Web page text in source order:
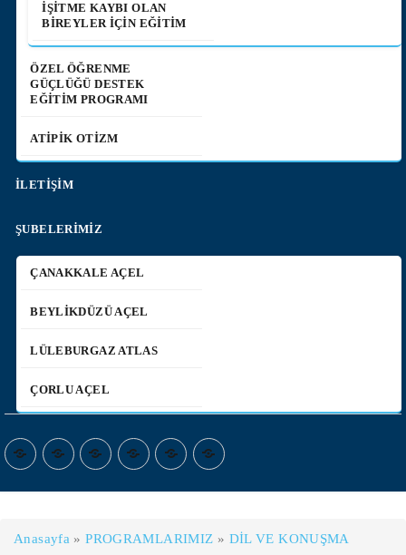
İŞITME KAYBI OLAN
BIREYLER İÇIN EĞITIM
ÖZEL ÖĞRENME
GÜÇLÜĞÜ DESTEK
EĞİTİM PROGRAMI
ATİPİK OTİZM
İLETİŞİM
ŞUBELERİMİZ
ÇANAKKALE AÇEL
BEYLIKDÜZÜ AÇEL
LÜLEBURGAZ ATLAS
ÇORLU AÇEL
Anasayfa »PROGRAMLARIMIZ » DİL VE KONUŞMA